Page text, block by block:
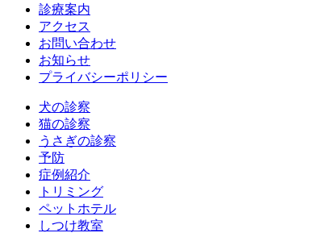
診療案内
アクセス
お問い合わせ
お知らせ
プライバシーポリシー
犬の診察
猫の診察
うさぎの診察
予防
症例紹介
トリミング
ペットホテル
しつけ教室